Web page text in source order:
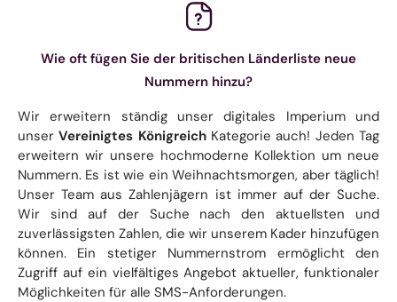
Wie oft fügen Sie der britischen Länderliste neue
Nummern hinzu?
Wir erweitern ständig unser digitales Imperium und
unserVereinigtes KönigreichKategorie auch! Jeden Tag
erweitern wir unsere hochmoderne Kollektion um neue
Nummern. Es ist wie ein Weihnachtsmorgen, aber täglich!
Unser Team aus Zahlenjägern ist immer auf der Suche.
Wir sind auf der Suche nach den aktuellsten und
zuverlässigsten Zahlen, die wir unserem Kader hinzufügen
können. Ein stetiger Nummernstrom ermöglicht den
Zugriff auf ein vielfältiges Angebot aktueller, funktionaler
Möglichkeiten für alle SMS-Anforderungen.